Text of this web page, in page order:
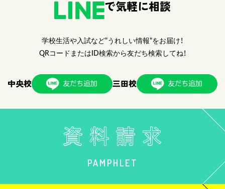
で気軽に相談
学校生活や入試など"うれしい情報"をお届け！
QRコードまたはID検索から友だち検索してね！
中央校 三田校
PAMPHLET